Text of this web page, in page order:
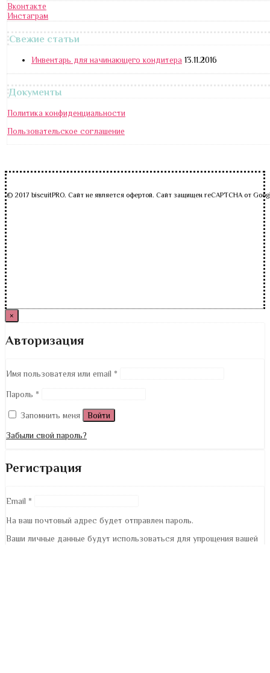
Вконтакте
Инстаграм
Свежие статьи
Инвентарь для начинающего кондитера 13.11.2016
Документы
Политика конфиденциальности
Пользовательское соглашение
© 2017 biscuitPRO. Сайт не является офертой. Сайт защищен reCAPTCHA от
×
Авторизация
Имя пользователя или email *
Пароль *
Запомнить меня Войти
Забыли свой пароль?
Регистрация
Email *
На ваш почтовый адрес будет отправлен пароль.
Ваши личные данные будут использоваться для упрощения вашей